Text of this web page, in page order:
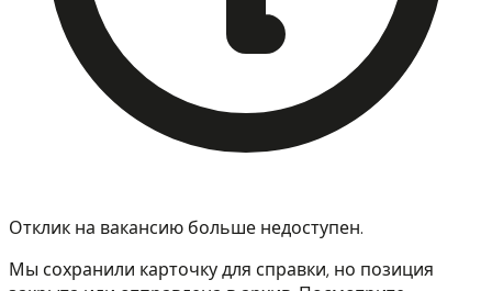
Отклик на вакансию больше недоступен.
Мы сохранили карточку для справки, но позиция